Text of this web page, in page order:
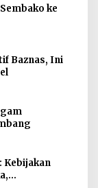
ke
Baznas, Ini
Kebijakan